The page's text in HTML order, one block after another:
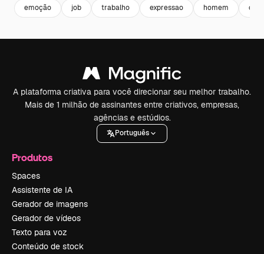
emoção job trabalho expressao homem
A plataforma criativa para você direcionar seu melhor trabalho.
Mais de 1 milhão de assinantes entre criativos, empresas,
agências e estúdios.
Português
Produtos
Spaces
Assistente de IA
Gerador de imagens
Gerador de vídeos
Texto para voz
Conteúdo de stock